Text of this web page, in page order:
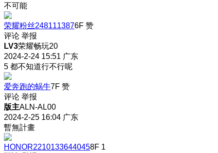
不可能
荣耀粉丝2481113876F 赞
评论 举报
LV3荣耀畅玩20
2024-2-24 15:51 广东
5 都不知道行不行呢
爱奔跑的蜗牛7F 赞
评论 举报
版主ALN-AL00
2024-2-25 16:04 广东
暫無計畫
HONOR22101336440458F 1